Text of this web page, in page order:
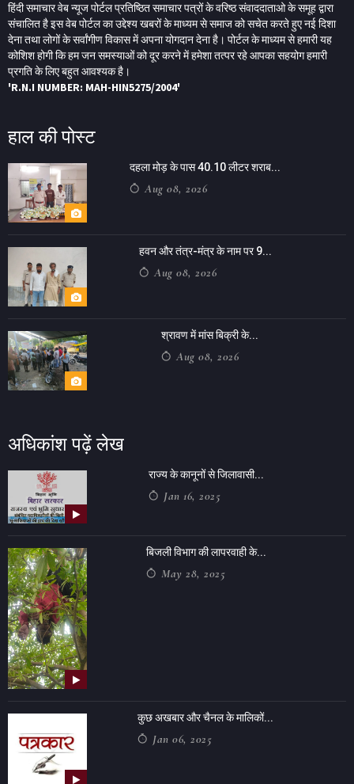
हिंदी समाचार वेब न्यूज पोर्टल प्रतिष्ठित समाचार पत्रों के वरिष्ठ संवाददाताओ के समूह द्वारा
संचालित है इस वेब पोर्टल का उद्देश्य खबरों के माध्यम से समाज को सचेत करते हुए नई दिशा
देना तथा लोगों के सर्वांगीण विकास में अपना योगदान देना है। पोर्टल के माध्यम से हमारी यह
कोशिश होगी कि हम जन समस्याओं को दूर करने में हमेशा तत्पर रहे आपका सहयोग हमारी
प्रगति के लिए बहुत आवश्यक है।
'R.N.I NUMBER: MAH-HIN5275/2004'
हाल की पोस्ट
दहला मोड़ के पास 40.10 लीटर शराब...
Aug 08, 2026
हवन और तंत्र-मंत्र के नाम पर 9...
Aug 08, 2026
श्रावण में मांस बिक्री के...
Aug 08, 2026
अधिकांश पढ़ें लेख
राज्य के कानूनों से जिलावासी...
Jan 16, 2025
बिजली विभाग की लापरवाही के...
May 28, 2025
कुछ अखबार और चैनल के मालिकों...
Jan 06, 2025